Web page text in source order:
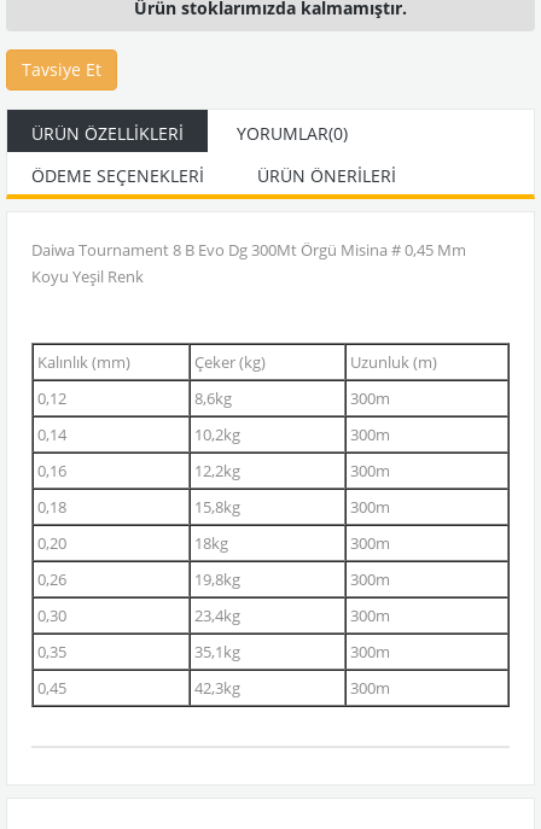
Ürün stoklarımızda kalmamıştır.
Tavsiye Et
ÜRÜN ÖZELLIKLERI YORUMLAR(0)
ÖDEME SEÇENEKLERI
ÜRÜN ÖNERILERI
Daiwa Tournament 8 B Evo Dg 300Mt Örgü Misina # 0,45 Mm
Koyu Yeşil Renk
Kalınlık (mm) Çeker (kg)
Uzunluk (m)
0,12
8,6kg
300m
0,14
10,2kg
300m
0,16
12,2kg
300m
0,18
15,8kg
300m
0,20
18kg
300m
0,26
19,8kg
300m
0,30
23,4kg
300m
0,35
35,1kg
300m
0,45
42,3kg 300m